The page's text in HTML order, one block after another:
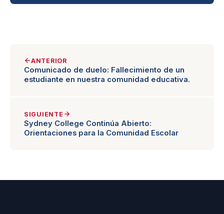
ANTERIOR
Comunicado de duelo: Fallecimiento de un
estudiante en nuestra comunidad educativa.
SIGUIENTE
Sydney College Continúa Abierto:
Orientaciones para la Comunidad Escolar